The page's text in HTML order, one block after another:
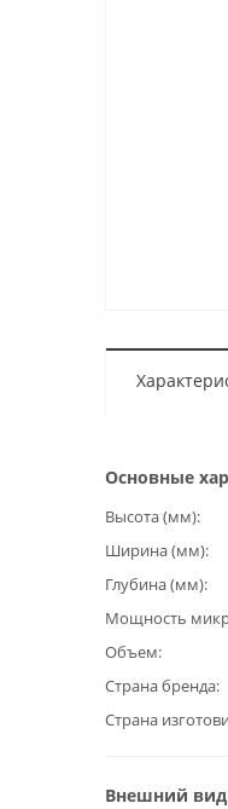
Основные
Высота (мм)
Ширина (мм)
Глубина (мм)
Мощность
Объем
Страна бренда
Страна
Внешний вид